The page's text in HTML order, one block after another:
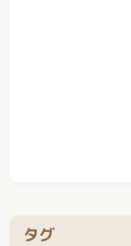
タグ